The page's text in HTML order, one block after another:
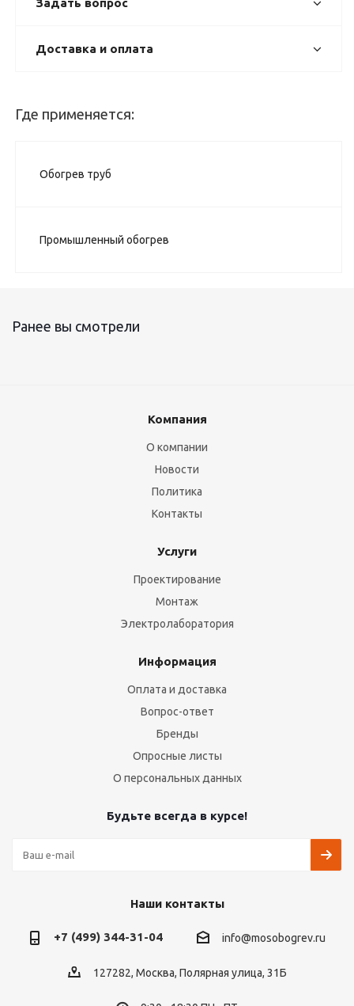
Задать вопрос
Доставка и оплата
Где применяется:
Обогрев труб
Промышленный обогрев
Ранее вы смотрели
Компания
О компании
Новости
Политика
Контакты
Услуги
Проектирование
Монтаж
Электролаборатория
Информация
Оплата и доставка
Вопрос-ответ
Бренды
Опросные листы
О персональных данных
Будьте всегда в курсе!
Наши контакты
+7 (499) 344-31-04 info@mosobogrev.ru
127282, Москва, Полярная улица, 31Б